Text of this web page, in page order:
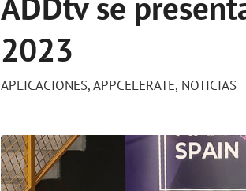
2023
APLICACIONES,APPCELERATE, NOTICIAS